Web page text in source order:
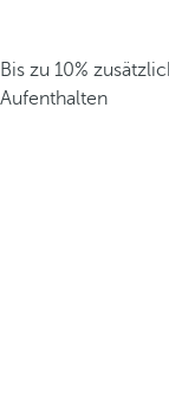
Bis zu 10%
Aufenthalten